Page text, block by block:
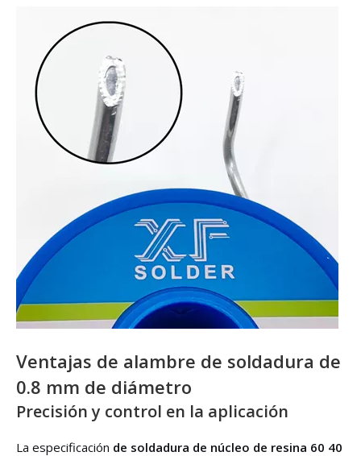
Ventajas de alambre de soldadura de
0.8 mm de diámetro
Precisión y control en la aplicación
La especificación de soldadura de núcleo de resina 60 40